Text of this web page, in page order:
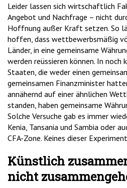
Leider lassen sich wirtschaftlich
Angebot und Nachfrage – nicht
Hoffnung außer Kraft setzen. So
hoffen, dass wettbewerbsmäßig
Länder, in eine gemeinsame
werden reüssieren können. In noch
Staaten, die weder einen
gemeinsamen Finanzminister
annähernd auf einer ähnlichen
standen, haben gemeinsame
Solche Versuche gab es immer
Kenia, Tansania und Sambia oder
CFA-Zone. Keines dieser
Künstlich
nicht